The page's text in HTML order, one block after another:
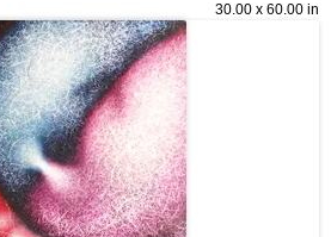
30.00 x 60.00 in